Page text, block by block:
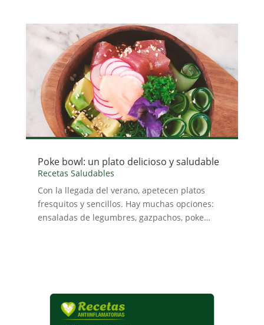
Poke bowl: un plato delicioso y saludable
Recetas Saludables
Con la llegada del verano, apetecen platos
fresquitos y sencillos. Hay muchas opciones:
ensaladas de legumbres, gazpachos, poke…